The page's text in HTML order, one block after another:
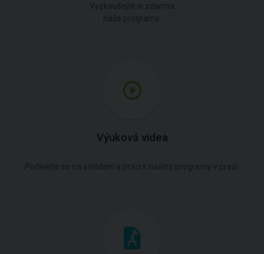
Výuková videa